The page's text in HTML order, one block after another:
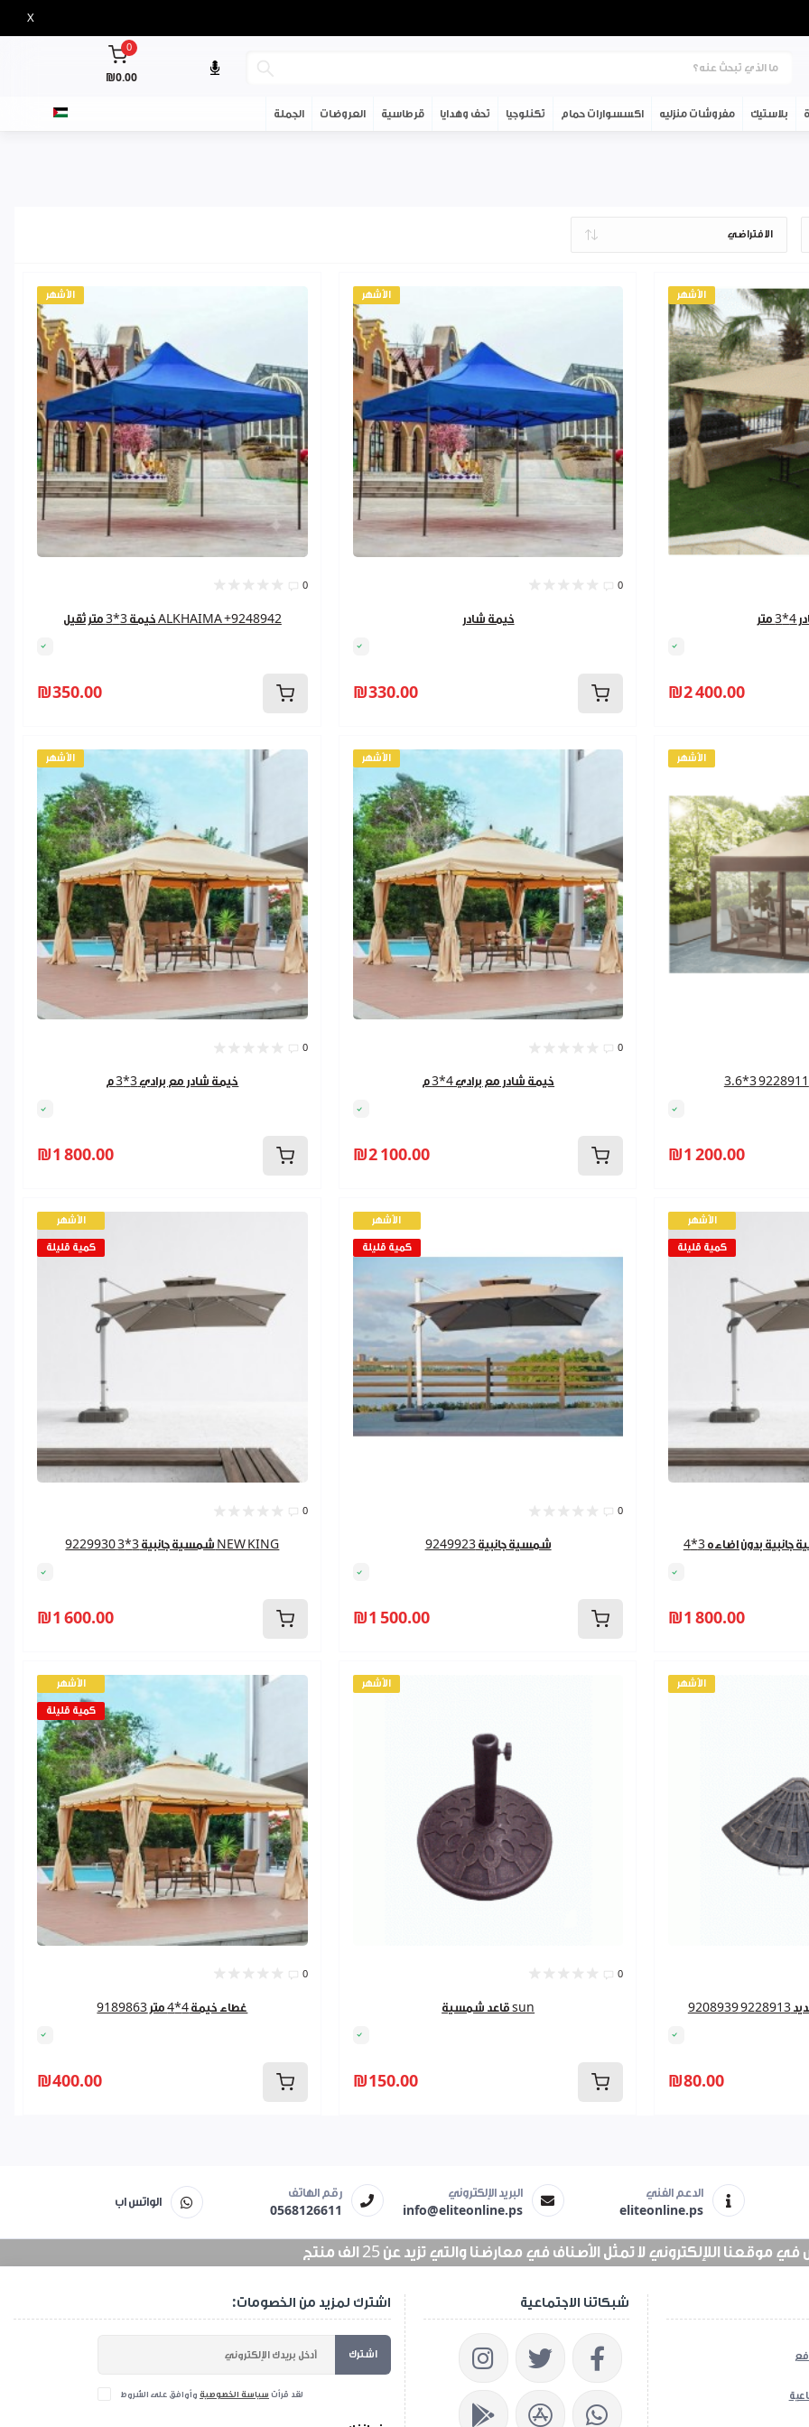
X
0
₪0.00
بلاستيك مفروشات منزليه اكسسوارات حمام تكنلوجيا تحف وهدايا قرطاسية العروضات الجملة
الأشهر
0
خيمة 3*3 متر ثقيل ALKHAIMA +9248942
₪350.00
الأشهر
0
خيمة شادر
₪330.00
الأشهر
₪2 400.00
الأشهر
0
خيمة شادر مع برادي 3*3 م
₪1 800.00
الأشهر
0
خيمة شادر مع برادي 4*3 م
₪2 100.00
الأشهر
₪1 200.00
الأشهر
كمية قليلة
0
شمسية جانبية 3*3 9229930 NEW KING
₪1 600.00
الأشهر
كمية قليلة
0
شمسية جانبية 9249923
₪1 500.00
الأشهر
كمية قليلة
₪1 800.00
الأشهر
كمية قليلة
0
غطاء خيمة 4*4 متر 9189863
₪400.00
الأشهر
0
قاعد شمسية sun
₪150.00
الأشهر
₪80.00
الدعم الفني
eliteonline.ps
البريد الإلكتروني
info@eliteonline.ps
رقم الهاتف
0568126611
الواتس اب
موقعنا اللإلكتروني لا تمثل الأصناف في معارضنا والتي تزيد عن 25 الف منتج
اشترك لمزيد من الخصومات:
اشترك
لقد قرأت سياسة الخصوصية وأوافق على الشروط
شبكاتنا الاجتماعية